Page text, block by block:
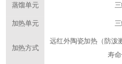
蒸馏单元
加热单元
加热方式
远红外陶瓷加热（防泼
寿命